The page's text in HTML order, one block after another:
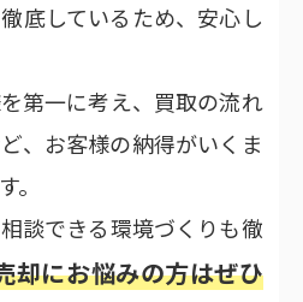
底しているため、安心し
第一に考え、買取の流れ
、お客様の納得がいくま
。
談できる環境づくりも徹
却にお悩みの方はぜひ